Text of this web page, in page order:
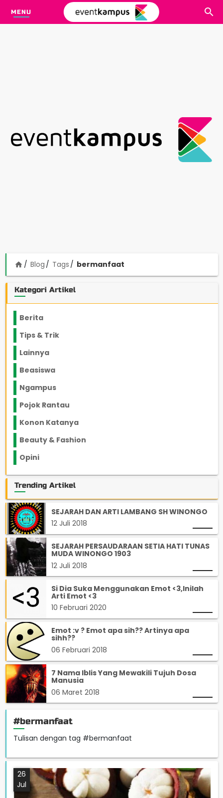
MENU
home Blog Tags bermanfaat
Kategori Artikel
Berita
Tips & Trik
Lainnya
Beasiswa
Ngampus
Pojok Rantau
Konon Katanya
Beauty & Fashion
Opini
Trending Artikel
SEJARAH DAN ARTI LAMBANG SH WINONGO
12 Juli 2018
SEJARAH PERSAUDARAAN SETIA HATI TUNAS
MUDA WINONGO 1903
12 Juli 2018
Si Dia Suka Menggunakan Emot <3,Inilah
Arti Emot <3
10 Februari 2020
Emot :v ? Emot apa sih?? Artinya apa
sihh??
06 Februari 2018
7 Nama Iblis Yang Mewakili Tujuh Dosa
Manusia
06 Maret 2018
#bermanfaat
Tulisan dengan tag #bermanfaat
26
Jul